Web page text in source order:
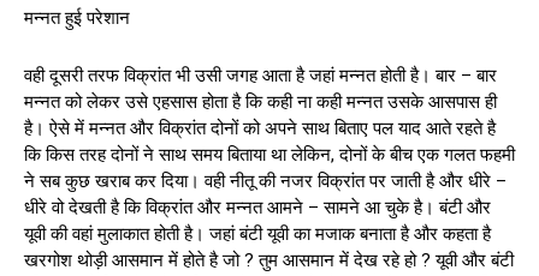
मन्नत हुई परेशान
वही दूसरी तरफ विक्रांत भी उसी जगह आता है जहां मन्नत होती है। बार – बार
मन्नत को लेकर उसे एहसास होता है कि कही ना कही मन्नत उसके आसपास ही
है। ऐसे में मन्नत और विक्रांत दोनों को अपने साथ बिताए पल याद आते रहते है
कि किस तरह दोनों ने साथ समय बिताया था लेकिन, दोनों के बीच एक गलत फहमी
ने सब कुछ खराब कर दिया। वही नीतू की नजर विक्रांत पर जाती है और धीरे –
धीरे वो देखती है कि विक्रांत और मन्नत आमने – सामने आ चुके है। बंटी और
यूवी की वहां मुलाकात होती है। जहां बंटी यूवी का मजाक बनाता है और कहता है
खरगोश थोड़ी आसमान में होते है जो ? तुम आसमान में देख रहे हो ? यूवी और बंटी